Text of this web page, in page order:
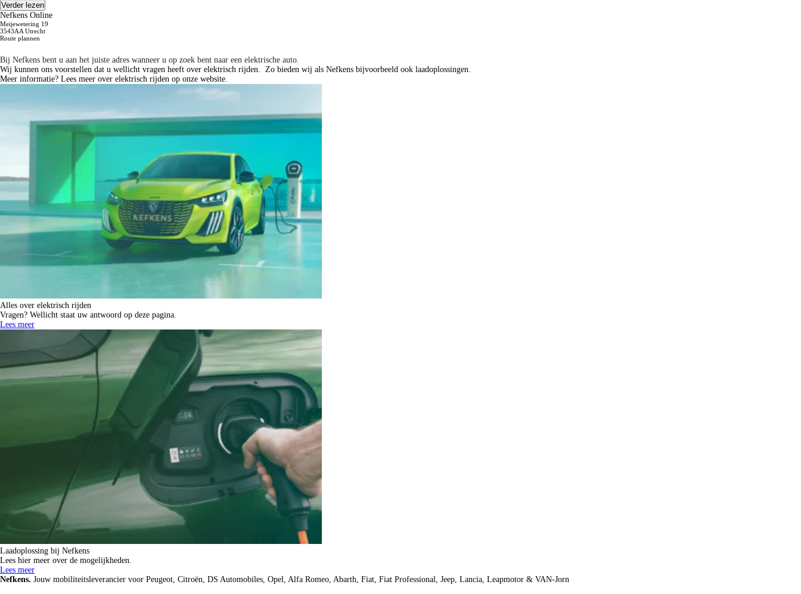
Alle weergegeven prijzen zijn consumentenprijzen inclusief BTW/BPM en afleverkosten (prijzen bedrijfswagens zijn excl. BTW/BPM). De weergegeven prijzen worden in voorkomende gevallen getoond onder aftrek van acties die
in de basis geldig zijn voor de kopende particuliere klant. Vraag in de showroom naar de acties die van toepassing zijn in uw specifieke geval of neem contact op met de dealer. Stellantis Nederland streeft ernaar dit
voorraadoverzicht zo actueel mogelijk te houden, informeer in de showroom naar de actuele beschikbaarheid. De informatie op deze pagina is met de grootste zorg samengesteld maar desondanks kan de werkelijkheid afwijken,
vraag in de showroom de details en definitieve verkoopprijs. Aan de informatie op deze pagina kunnen geen rechten worden ontleend!
Disclaimer: LET OP: Getoonde afbeeldingen kunnen afwijken van de daadwerkelijke voorraadauto. Hier kunnen geen rechten aan worden ontleend. Vraag onze verkoopadviseurs naar specificaties van deze auto.
Verder lezen
Nefkens Online
Meijewetering 19
3543AA Utrecht
Route plannen
Bij Nefkens bent u aan het juiste adres wanneer u op zoek bent naar een elektrische auto.
Wij kunnen ons voorstellen dat u wellicht vragen heeft over elektrisch rijden. Zo bieden wij als Nefkens bijvoorbeeld ook laadoplossingen.
Meer informatie? Lees meer over elektrisch rijden op onze website.
Alles over elektrisch rijden
Vragen? Wellicht staat uw antwoord op deze pagina.
Lees meer
Laadoplossing bij Nefkens
Lees hier meer over de mogelijkheden.
Lees meer
Nefkens. Jouw mobiliteitsleverancier voor Peugeot, Citroën, DS Automobiles, Opel, Alfa Romeo, Abarth, Fiat, Fiat Professional, Jeep, Lancia, Leapmotor & VAN-Jorn